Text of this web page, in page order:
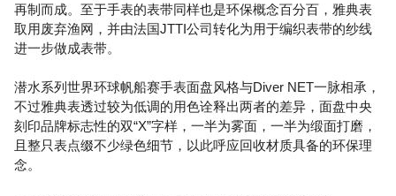
再制而成。至于手表的表带同样也是环保概念百分百，雅典表
取用废弃渔网，并由法国JTTI公司转化为用于编织表带的纱线
进一步做成表带。
潜水系列世界环球帆船赛手表面盘风格与Diver NET一脉相承，
不过雅典表透过较为低调的用色诠释出两者的差异，面盘中央
刻印品牌标志性的双“X”字样，一半为雾面，一半为缎面打磨，
且整只表点缀不少绿色细节，以此呼应回收材质具备的环保理
念。